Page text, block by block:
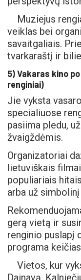
Muziejus
veiklas bei
savaitgaliais.
tvarkaraštį ir
5) Vakaras kino
renginiai)
Jie vyksta
specialiuose
pasiima pledu,
žvaigždėmis.
Organizatoriai
lietuviškais
populiariais
arba už
gerą vietą ir
renginio puslapį
programa
Vietos, kur
Dainavą,